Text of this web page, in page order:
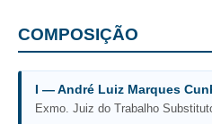
Eliminação de Autos
Ementário
Manual de Redação
COMPOSIÇÃO
I — André Luiz Marques
Exmo. Juiz do Trabalho